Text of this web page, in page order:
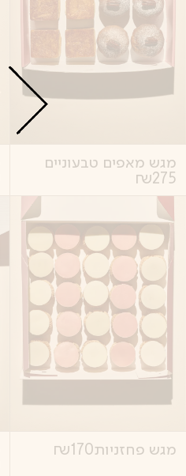
מגש מאפים טבעוניים
275
₪
מגש פחזניות170
₪